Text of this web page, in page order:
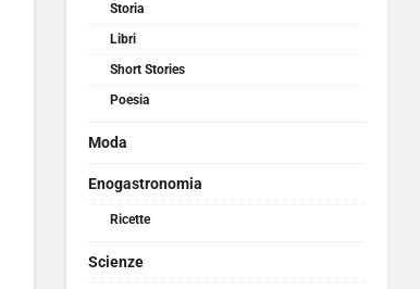
Storia
Libri
Short Stories
Poesia
Moda
Enogastronomia
Ricette
Scienze